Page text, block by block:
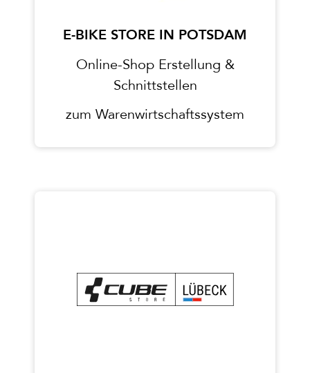
E-BIKE STORE IN POTSDAM
Online-Shop Erstellung &
Schnittstellen
zum Warenwirtschaftssystem